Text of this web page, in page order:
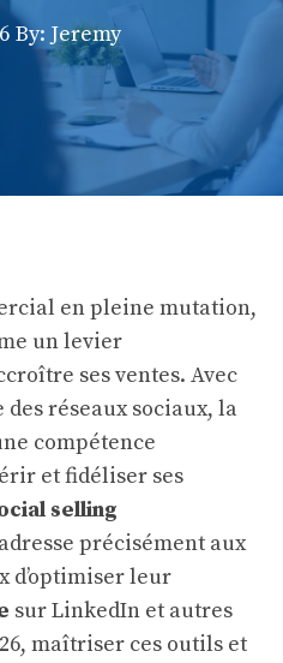
By: Jeremy
en pleine mutation,
un levier
ses ventes. Avec
réseaux sociaux, la
compétence
et fidéliser ses
selling
précisément aux
d’optimiser leur
sur LinkedIn et autres
maîtriser ces outils et